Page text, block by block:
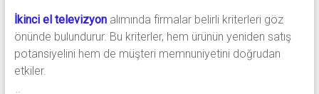
İkinci el televizyonalımında firmalar belirli kriterleri göz
önünde bulundurur. Bu kriterler, hem ürünün yeniden satış
potansiyelini hem de müşteri memnuniyetini doğrudan
etkiler.